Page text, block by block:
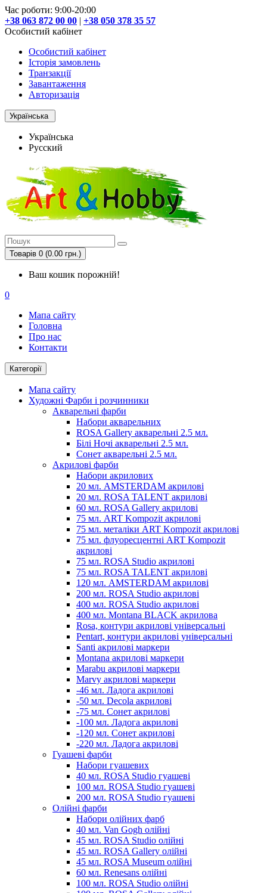
Час роботи: 9:00-20:00
+38 063 872 00 00 | +38 050 378 35 57
Особистий кабінет
Особистий кабінет
Історія замовлень
Транзакції
Завантаження
Авторизація
Українська
Українська
Русский
Товарів 0 (0.00 грн.)
Ваш кошик порожній!
0
Мапа сайту
Головна
Про нас
Контакти
Категорії
Мапа сайту
Художні Фарби і розчинники
Акварельні фарби
Набори акварельних
ROSA Gallery акварельні 2.5 мл.
Білі Ночі акварельні 2.5 мл.
Сонет акварельні 2.5 мл.
Акрилові фарби
Набори акрилових
20 мл. AMSTERDAM акрилові
20 мл. ROSA TALENT акрилові
60 мл. ROSA Gallery акрилові
75 мл. ART Kompozit акрилові
75 мл. металіки ART Kompozit акрилові
75 мл. флуоресцентні ART Kompozit
акрилові
75 мл. ROSA Studio акрилові
75 мл. ROSA TALENT акрилові
120 мл. AMSTERDAM акрилові
200 мл. ROSA Studio акрилові
400 мл. ROSA Studio акрилові
400 мл. Montana BLACK акрилова
Rosa, контури акрилові універсальні
Pentart, контури акрилові універсальні
Santi акрилові маркери
Montana акрилові маркери
Marabu акрилові маркери
Marvy акрилові маркери
-46 мл. Ладога акрилові
-50 мл. Decola акрилові
-75 мл. Сонет акрилові
-100 мл. Ладога акрилові
-120 мл. Сонет акрилові
-220 мл. Ладога акрилові
Гуашеві фарби
Набори гуашевих
40 мл. ROSA Studio гуашеві
100 мл. ROSA Studio гуашеві
200 мл. ROSA Studio гуашеві
Олійні фарби
Набори олійних фарб
40 мл. Van Gogh олійні
45 мл. ROSA Studio олійні
45 мл. ROSA Gallery олійні
45 мл. ROSA Museum олійні
60 мл. Renesans олійні
100 мл. ROSA Studio олійні